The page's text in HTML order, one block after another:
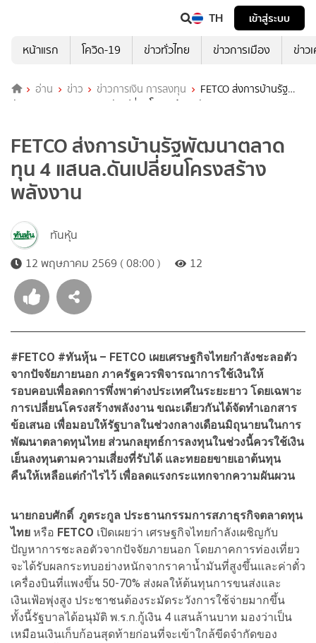
TH
เข้าสู่ระบบ
หน้าแรก
โควิด-19 ข่าวทั่วไทย ข่าวการเมือง ข่าว
อ่าน ข่าว ข่าวการเงิน การลงทุน
FETCO ส่งการบ้านรัฐ
พัฒนาตลาดทุน 4 แสนล.ดันเปลี่ยนโครงสร้างพลังงาน
FETCO ส่งการบ้านรัฐพัฒนาตลาด
ทุน 4 แสนล.ดันเปลี่ยนโครงสร้าง
พลังงาน
ทันหุ้น
12 พฤษภาคม 2569 ( 08:00 )
12
#FETCO #ทันหุ้น – FETCO เผยเศรษฐกิจไทยกำลังชะลอตัว
จากปัจจัยภายนอก ภาครัฐควรพิจารณาการใช้เงินให้
รอบคอบเพื่อลดการพึ่งพาต่างประเทศในระยะยาว โดยเฉพาะ
การเปลี่ยนโครงสร้างพลังงาน ขณะเดียวกันได้จัดทำเอกสาร
ข้อเสนอ เพื่อมอบให้รัฐบาลในช่วงกลางเดือนมิถุนายนในการ
พัฒนาตลาดทุนไทย ส่วนกลยุทธ์การลงทุนในช่วงนี้ควรใช้เงิน
เย็นลงทุนตามความเสี่ยงที่รับได้ และทยอยขายเอาต้นทุน
คืนให้เหลือแต่กำไรไว้ เพื่อลดแรงกระแทกจากความผันผวน
นายกอบศักดิ์ ภูตระกูล ประธานกรรมการสภาธุรกิจตลาดทุน
ไทย หรือ FETCO เปิดเผยว่า เศรษฐกิจไทยกำลังเผชิญกับ
ปัญหาการชะลอตัวจากปัจจัยภายนอก โดยภาคการท่องเที่ยว
จะได้รับผลกระทบอย่างหนักจากราคาน้ำมันที่สูงขึ้นและค่าตั๋ว
เครื่องบินที่แพงขึ้น 50-70% ส่งผลให้ต้นทุนการขนส่งและ
เงินเฟ้อพุ่งสูง ประชาชนต้องระมัดระวังการใช้จ่ายมากขึ้น
ทั้งนี้รัฐบาลได้อนุมัติ พ.ร.ก.กู้เงิน 4 แสนล้านบาท มองว่าเป็น
เหมือนเงินเก็บก้อนสุดท้ายก่อนที่จะเข้าใกล้ขีดจำกัดของ